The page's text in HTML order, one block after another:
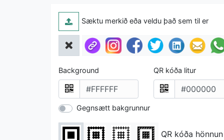
Sæktu merkið eða veldu það sem til er
Background QR kóða litur
Gegnsætt bakgrunnur
QR kóða hönnun